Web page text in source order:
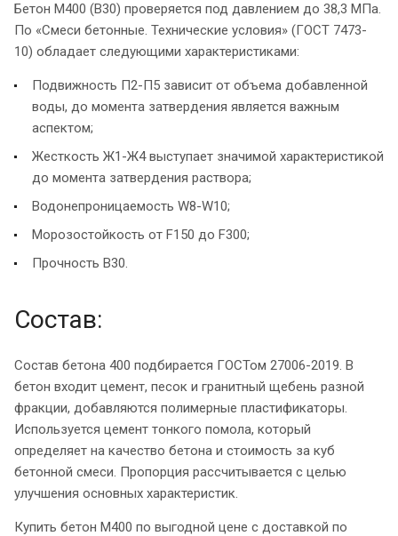
Бетон М400 (B30) проверяется под давлением до 38,3 МПа.
По «Смеси бетонные. Технические условия» (ГОСТ 7473-
10) обладает следующими характеристиками:
Подвижность П2-П5 зависит от объема добавленной
воды, до момента затвердения является важным
аспектом;
Жесткость Ж1-Ж4 выступает значимой характеристикой
до момента затвердения раствора;
Водонепроницаемость W8-W10;
Морозостойкость от F150 до F300;
Прочность B30.
Состав:
Состав бетона 400 подбирается ГОСТом 27006-2019. В
бетон входит цемент, песок и гранитный щебень разной
фракции, добавляются полимерные пластификаторы.
Используется цемент тонкого помола, который
определяет на качество бетона и стоимость за куб
бетонной смеси. Пропорция рассчитывается с целью
улучшения основных характеристик.
Купить бетон М400 по выгодной цене с доставкой по